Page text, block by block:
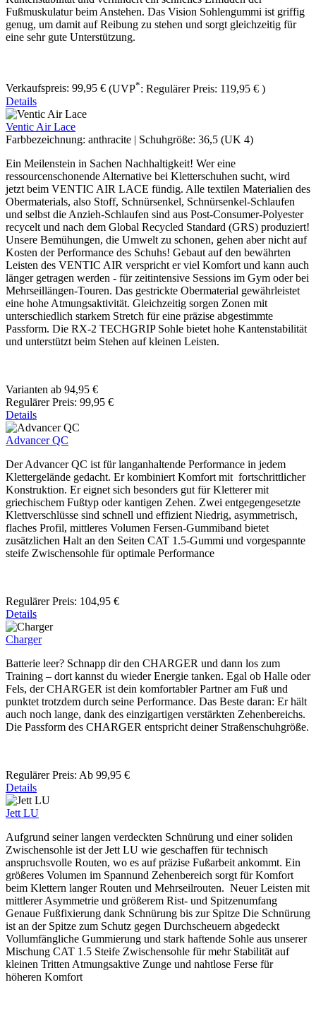
Fußmuskulatur beim Anstehen. Das Vision Sohlengummi ist griffig
genug, um damit auf Reibung zu stehen und sorgt gleichzeitig für
eine sehr gute Unterstützung.
Verkaufspreis: 99,95 € (UVP*: Regulärer Preis: 119,95 € )
Details
Ventic Air Lace
Farbbezeichnung: anthracite | Schuhgröße: 36,5 (UK 4)
Ein Meilenstein in Sachen Nachhaltigkeit! Wer eine
ressourcenschonende Alternative bei Kletterschuhen sucht, wird
jetzt beim VENTIC AIR LACE fündig. Alle textilen Materialien des
Obermaterials, also Stoff, Schnürsenkel, Schnürsenkel-Schlaufen
und selbst die Anzieh-Schlaufen sind aus Post-Consumer-Polyester
recycelt und nach dem Global Recycled Standard (GRS) produziert!
Unsere Bemühungen, die Umwelt zu schonen, gehen aber nicht auf
Kosten der Performance des Schuhs! Gebaut auf den bewährten
Leisten des VENTIC AIR verspricht er viel Komfort und kann auch
länger getragen werden - für zeitintensive Sessions im Gym oder bei
Mehrseillängen-Touren. Das gestrickte Obermaterial gewährleistet
eine hohe Atmungsaktivität. Gleichzeitig sorgen Zonen mit
unterschiedlich starkem Stretch für eine präzise abgestimmte
Passform. Die RX-2 TECHGRIP Sohle bietet hohe Kantenstabilität
und unterstützt beim Stehen auf kleinen Leisten.
Varianten ab 94,95 €
Regulärer Preis: 99,95 €
Details
Advancer QC
Der Advancer QC ist für langanhaltende Performance in jedem
Klettergelände gedacht. Er kombiniert Komfort mit fortschrittlicher
Konstruktion. Er eignet sich besonders gut für Kletterer mit
griechischem Fußtyp oder kantigen Zehen. Zwei entgegengesetzte
Klettverschlüsse sind schnell und effizient Niedrig, asymmetrisch,
flaches Profil, mittleres Volumen Fersen-Gummiband bietet
zusätzlichen Halt an den Seiten CAT 1.5-Gummi und vorgespannte
steife Zwischensohle für optimale Performance
Regulärer Preis: 104,95 €
Details
Charger
Batterie leer? Schnapp dir den CHARGER und dann los zum
Training – dort kannst du wieder Energie tanken. Egal ob Halle oder
Fels, der CHARGER ist dein komfortabler Partner am Fuß und
punktet trotzdem durch seine Performance. Das Beste daran: Er hält
auch noch lange, dank des einzigartigen verstärkten Zehenbereichs.
Die Passform des CHARGER entspricht deiner Straßenschuhgröße.
Regulärer Preis: Ab 99,95 €
Details
Jett LU
Aufgrund seiner langen verdeckten Schnürung und einer soliden
Zwischensohle ist der Jett LU wie geschaffen für technisch
anspruchsvolle Routen, wo es auf präzise Fußarbeit ankommt. Ein
größeres Volumen im Spannund Zehenbereich sorgt für Komfort
beim Klettern langer Routen und Mehrseilrouten. Neuer Leisten mit
mittlerer Asymmetrie und größerem Rist- und Spitzenumfang
Genaue Fußfixierung dank Schnürung bis zur Spitze Die Schnürung
ist an der Spitze zum Schutz gegen Durchscheuern abgedeckt
Vollumfängliche Gummierung und stark haftende Sohle aus unserer
Mischung CAT 1.5 Steife Zwischensohle für mehr Stabilität auf
kleinen Tritten Atmungsaktive Zunge und nahtlose Ferse für
höheren Komfort